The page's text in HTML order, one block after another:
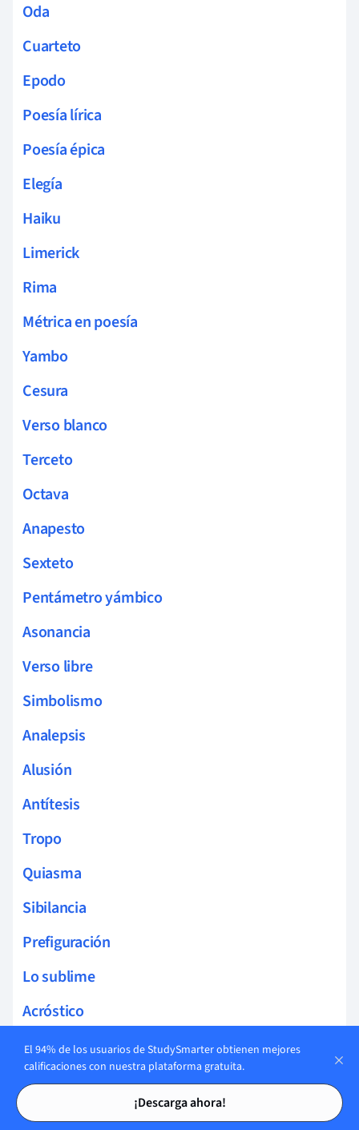
Tarjetas de estudio
Tarjetas de estudio
Oda
Cuarteto
Epodo
Poesía lírica
Poesía épica
Elegía
Haiku
Limerick
Rima
Métrica en poesía
Yambo
Cesura
Verso blanco
Terceto
Octava
Anapesto
Sexteto
Pentámetro yámbico
Asonancia
Verso libre
Simbolismo
Analepsis
Alusión
Antítesis
Tropo
Quiasma
Sibilancia
Prefiguración
Lo sublime
Acróstico
Malapropismo
Pastiche
Encabalgamiento
El 94% de los usuarios de StudySmarter obtienen mejores
calificaciones con nuestra plataforma gratuita.
¡Descarga ahora!